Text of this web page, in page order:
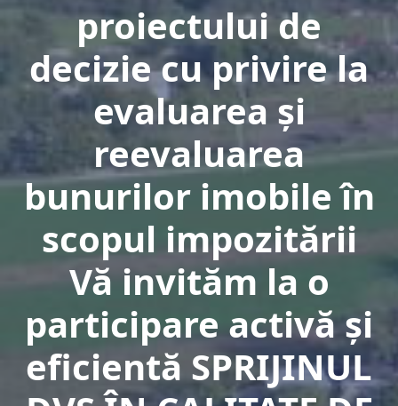
proiectului de
decizie cu privire la
evaluarea şi
reevaluarea
bunurilor imobile în
scopul impozitării
Vă invităm la o
participare activă şi
eficientă SPRIJINUL